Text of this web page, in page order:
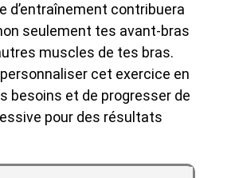
d’entraînement contribuera
seulement tes avant-bras
muscles de tes bras.
cet exercice en
besoins et de progresser de
pour des résultats